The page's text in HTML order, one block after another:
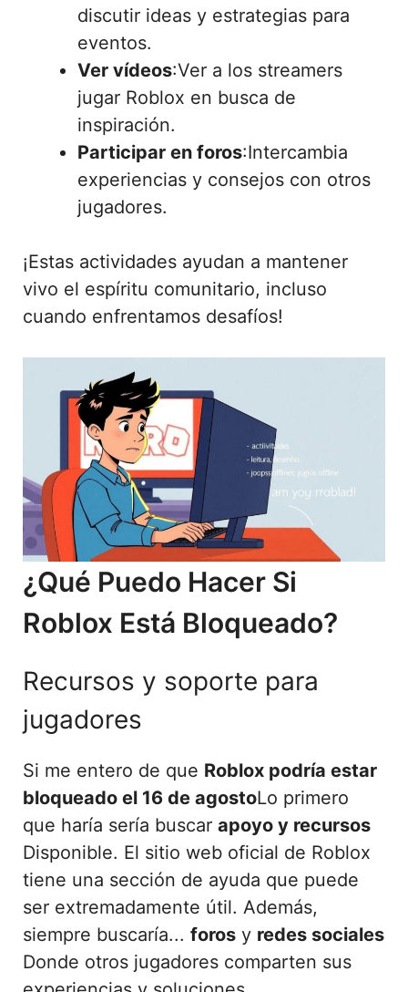
discutir ideas y estrategias para
eventos.
Ver vídeos:Ver a los streamers
jugar Roblox en busca de
inspiración.
Participar en foros:Intercambia
experiencias y consejos con otros
jugadores.
¡Estas actividades ayudan a mantener
vivo el espíritu comunitario, incluso
cuando enfrentamos desafíos!
¿Qué Puedo Hacer Si
Roblox Está Bloqueado?
Recursos y soporte para
jugadores
Si me entero de que Roblox podría estar
bloqueado el 16 de agostoLo primero
que haría sería buscar apoyo y recursos
Disponible. El sitio web oficial de Roblox
tiene una sección de ayuda que puede
ser extremadamente útil. Además,
siempre buscaría... foros y redes sociales
Donde otros jugadores comparten sus